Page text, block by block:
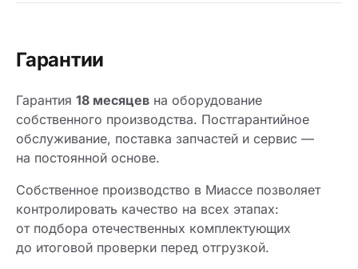
Гарантии
Гарантия 18 месяцев на оборудование
собственного производства. Постгарантийное
обслуживание, поставка запчастей и сервис —
на постоянной основе.
Собственное производство в Миассе позволяет
контролировать качество на всех этапах:
от подбора отечественных комплектующих
до итоговой проверки перед отгрузкой.